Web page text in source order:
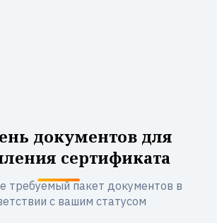
документов для
сертификата
требуемый пакет документов в
с вашим статусом